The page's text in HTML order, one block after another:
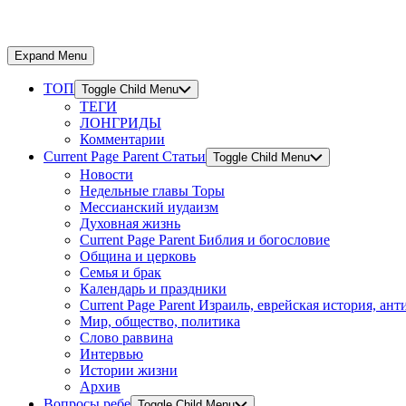
Expand Menu
ТОП Toggle Child Menu
ТЕГИ
ЛОНГРИДЫ
Комментарии
Current Page Parent Статьи Toggle Child Menu
Новости
Недельные главы Торы
Мессианский иудаизм
Духовная жизнь
Current Page Parent Библия и богословие
Община и церковь
Семья и брак
Календарь и праздники
Current Page Parent Израиль, еврейская история,
Мир, общество, политика
Слово раввина
Интервью
Истории жизни
Архив